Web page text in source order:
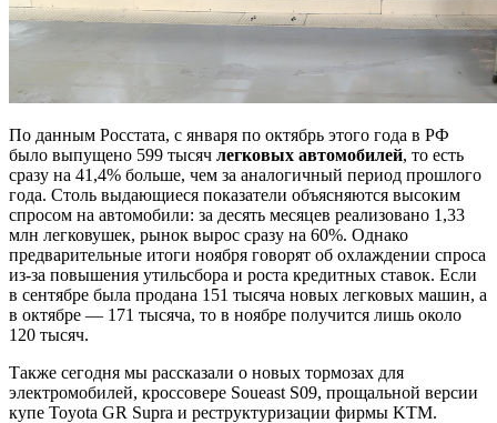
По данным Росстата, с января по октябрь этого года в РФ
было выпущено 599 тысяч легковых автомобилей, то есть
сразу на 41,4% больше, чем за аналогичный период прошлого
года. Столь выдающиеся показатели объясняются высоким
спросом на автомобили: за десять месяцев реализовано 1,33
млн легковушек, рынок вырос сразу на 60%. Однако
предварительные итоги ноября говорят об охлаждении спроса
из-за повышения утильсбора и роста кредитных ставок. Если
в сентябре была продана 151 тысяча новых легковых машин, а
в октябре — 171 тысяча, то в ноябре получится лишь около
120 тысяч.
Также сегодня мы рассказали о новых тормозах для
электромобилей, кроссовере Soueast S09, прощальной версии
купе Toyota GR Supra и реструктуризации фирмы KTM.